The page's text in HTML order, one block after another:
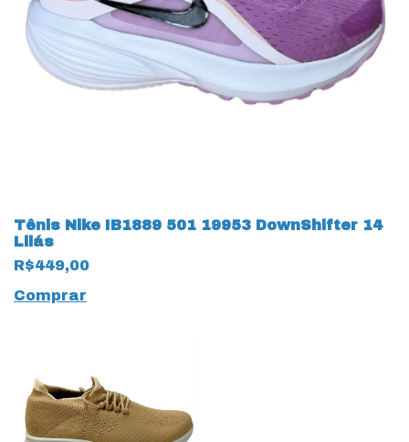
Tênis Nike IB1889 501 19953 DownShifter 14
Lilás
R$449,00
Comprar